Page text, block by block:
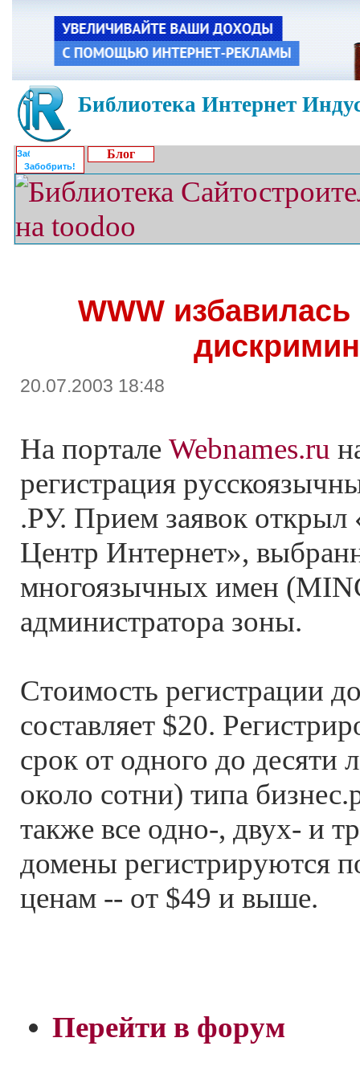
Библиотека Интернет
Забобрить!
Блог
WWW
20.07.2003 18:48
На портале Webnames.ru
регистрация
.РУ. Прием заявок открыл
Центр Интернет»,
многоязычных имен
администратора зоны.
Стоимость регистрации
составляет $20.
срок от одного до десяти
около сотни) типа
также все одно-, двух- и
домены регистрируются
ценам -- от $49 и выше.
Перейти в форум